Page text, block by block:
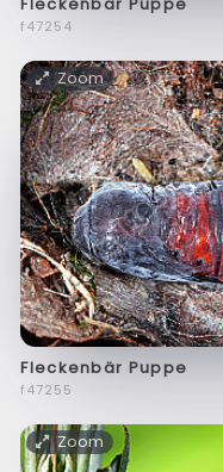
f47254
Zoom
Fleckenbär Puppe
f47255
Zoom